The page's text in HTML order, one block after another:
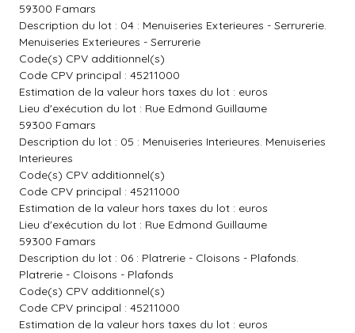
59300 Famars
Description du lot : 04 : Menuiseries Exterieures - Serrurerie.
Menuiseries Exterieures - Serrurerie
Code(s) CPV additionnel(s)
Code CPV principal : 45211000
Estimation de la valeur hors taxes du lot : euros
Lieu d'exécution du lot : Rue Edmond Guillaume
59300 Famars
Description du lot : 05 : Menuiseries Interieures. Menuiseries
Interieures
Code(s) CPV additionnel(s)
Code CPV principal : 45211000
Estimation de la valeur hors taxes du lot : euros
Lieu d'exécution du lot : Rue Edmond Guillaume
59300 Famars
Description du lot : 06 : Platrerie - Cloisons - Plafonds.
Platrerie - Cloisons - Plafonds
Code(s) CPV additionnel(s)
Code CPV principal : 45211000
Estimation de la valeur hors taxes du lot : euros